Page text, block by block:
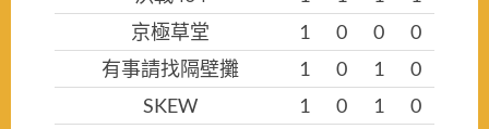
京極草堂
1 0 0
0
有事請找隔壁攤
1 0 1
0
SKEW
1 0 1
0